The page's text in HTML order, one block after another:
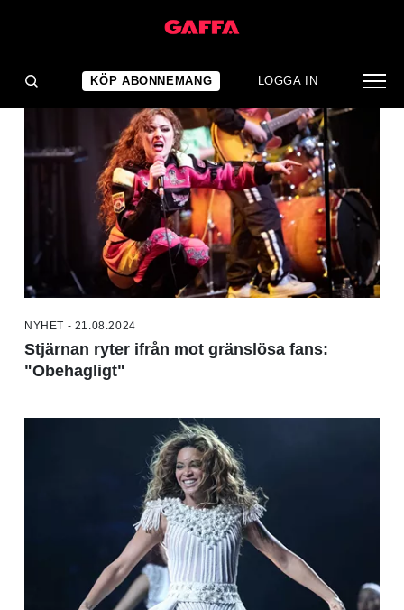
KÖP ABONNEMANG LOGGA IN
NYHET - 21.08.2024
Stjärnan ryter ifrån mot gränslösa fans:
"Obehagligt"